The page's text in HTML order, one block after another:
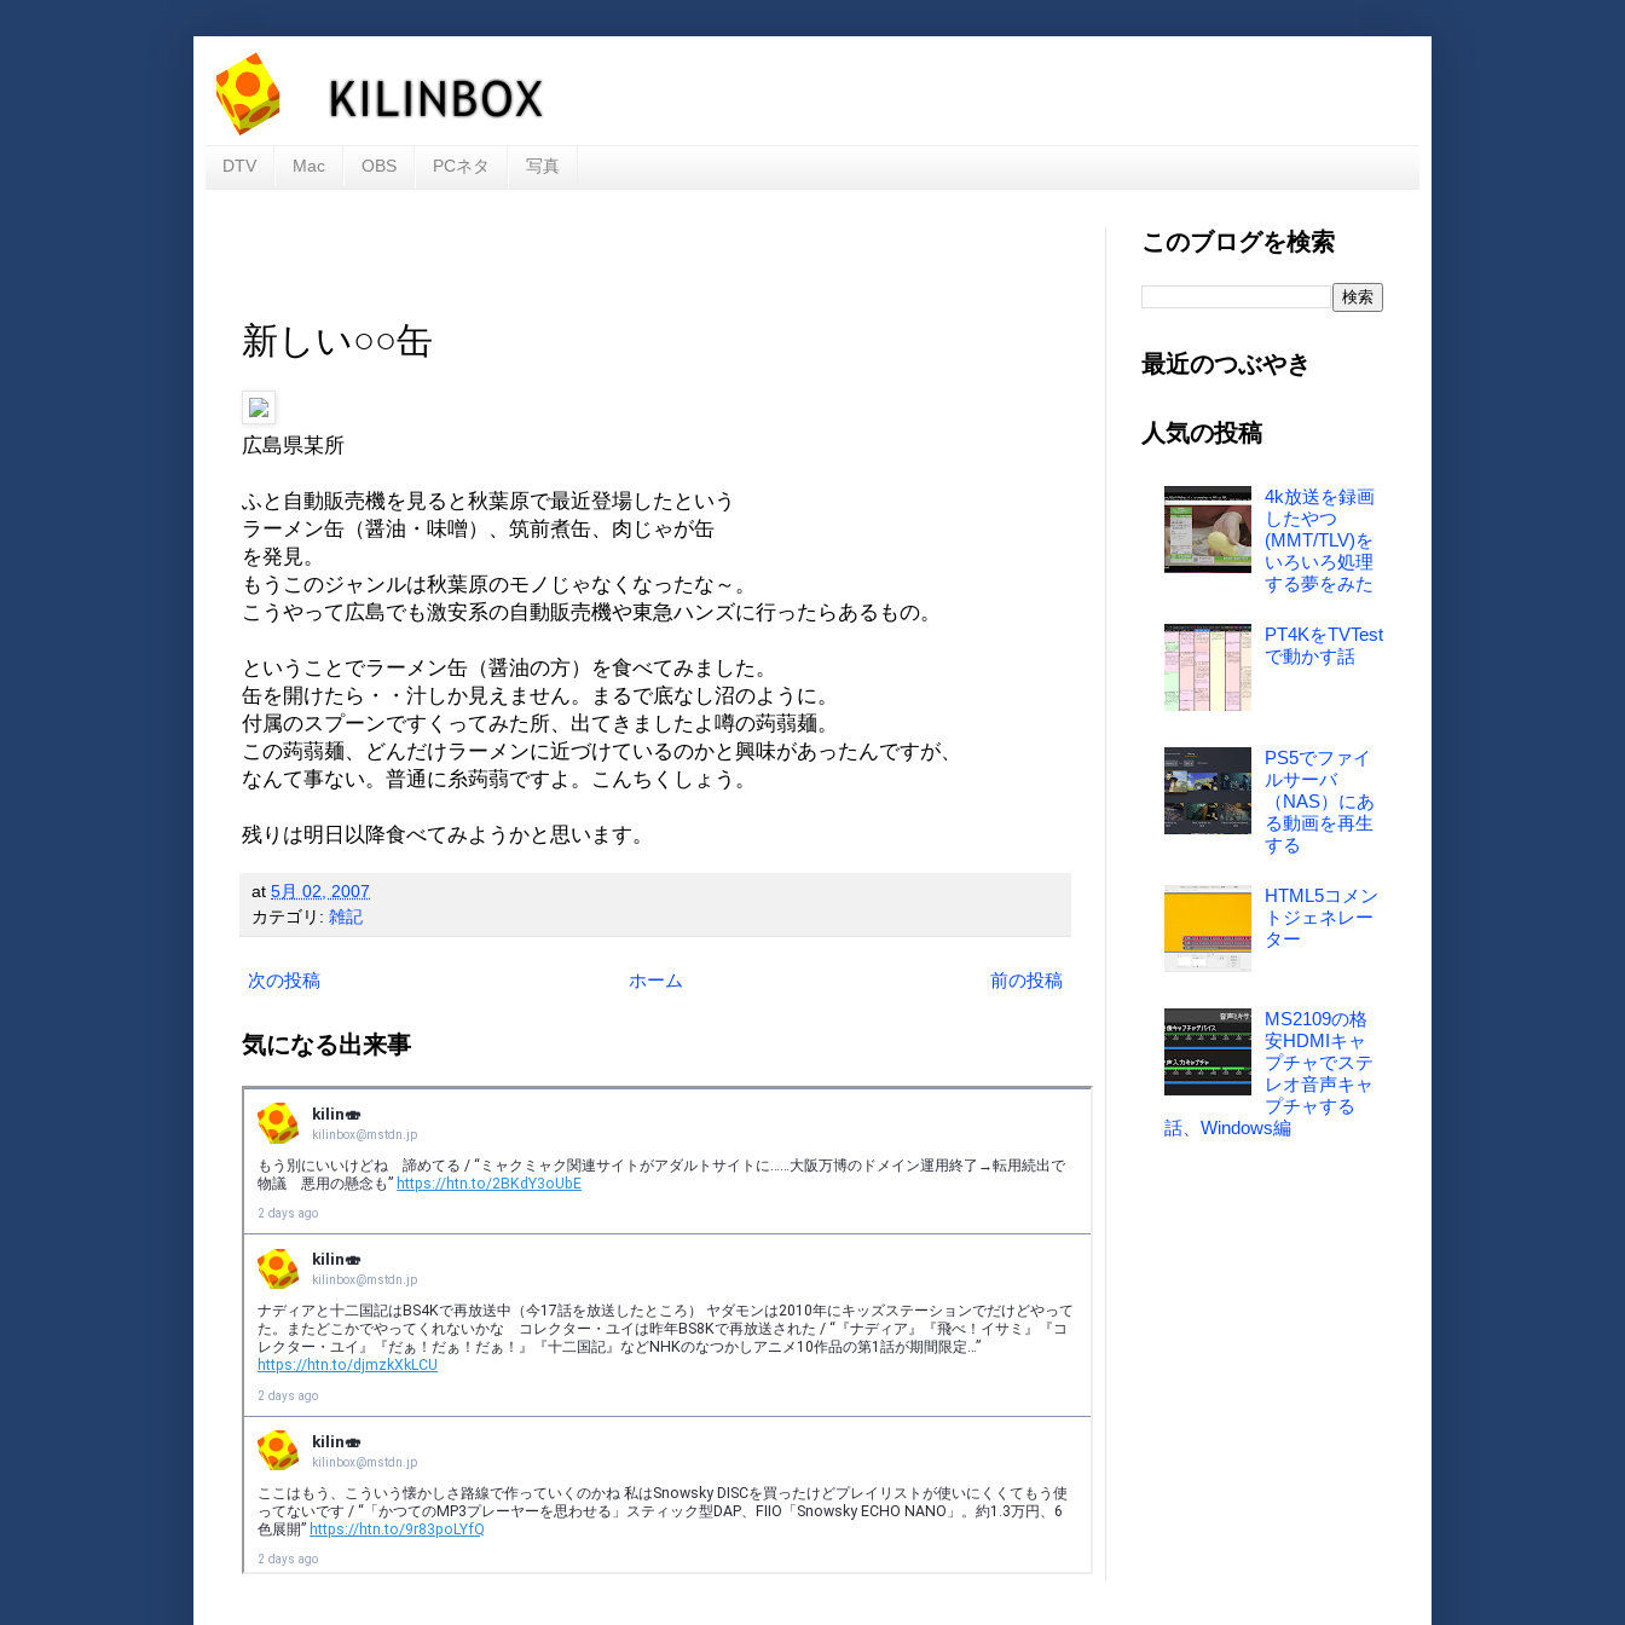
DTV Mac OBS PCネタ 写真
新しい○○缶
広島県某所
ふと自動販売機を見ると秋葉原で最近登場したという
ラーメン缶（醤油・味噌）、筑前煮缶、肉じゃが缶
を発見。
もうこのジャンルは秋葉原のモノじゃなくなったな～。
こうやって広島でも激安系の自動販売機や東急ハンズに行ったらあるもの。
ということでラーメン缶（醤油の方）を食べてみました。
缶を開けたら・・汁しか見えません。まるで底なし沼のように。
付属のスプーンですくってみた所、出てきましたよ噂の蒟蒻麺。
この蒟蒻麺、どんだけラーメンに近づけているのかと興味があったんですが、
なんて事ない。普通に糸蒟蒻ですよ。こんちくしょう。
残りは明日以降食べてみようかと思います。
at 5月 02, 2007
カテゴリ: 雑記
次の投稿 前の投稿
ホーム
気になる出来事
このブログを検索
最近のつぶやき
人気の投稿
4k放送を録画
したやつ
(MMT/TLV)を
いろいろ処理
する夢をみた
PT4KをTVTest
で動かす話
PS5でファイ
ルサーバ
（NAS）にあ
る動画を再生
する
HTML5コメン
トジェネレー
ター
MS2109の格
安HDMIキャ
プチャでステ
レオ音声キャ
プチャする
話、Windows編